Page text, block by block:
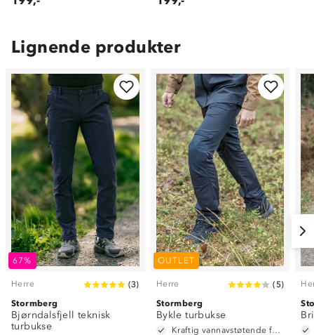
Lignende produkter
67%
Herre (3)
Stormberg
Bjørndalsfjell teknisk
turbukse
OUTLET
Herre (5)
Stormberg
Bykle turbukse